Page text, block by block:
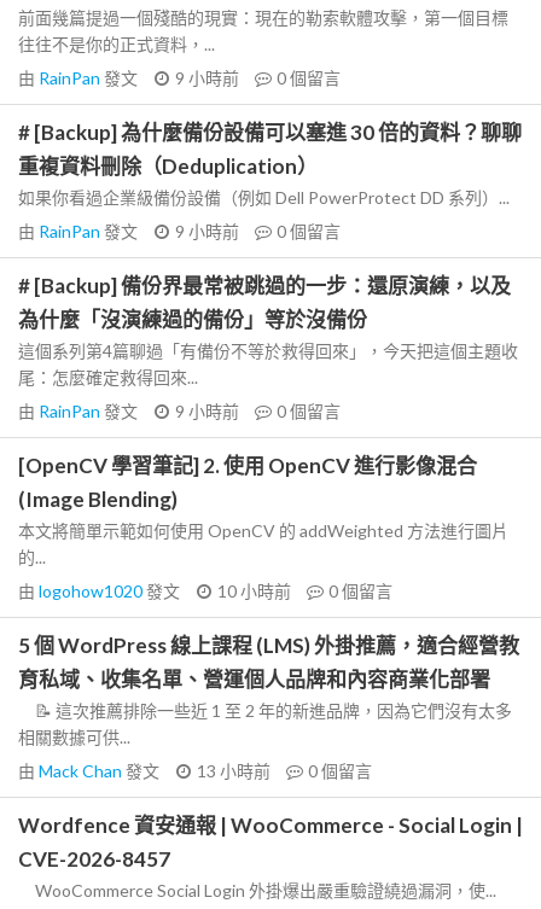
前面幾篇提過一個殘酷的現實：現在的勒索軟體攻擊，第一個目標
往往不是你的正式資料，...
由 RainPan 發文 9 小時前 0個留言
# [Backup] 為什麼備份設備可以塞進 30 倍的資料？聊聊
重複資料刪除（Deduplication）
如果你看過企業級備份設備（例如 Dell PowerProtect DD 系列）...
由 RainPan 發文 9 小時前 0個留言
# [Backup] 備份界最常被跳過的一步：還原演練，以及
為什麼「沒演練過的備份」等於沒備份
這個系列第4篇聊過「有備份不等於救得回來」，今天把這個主題收
尾：怎麼確定救得回來...
由 RainPan 發文 9 小時前 0個留言
[OpenCV 學習筆記] 2. 使用 OpenCV 進行影像混合
(Image Blending)
本文將簡單示範如何使用 OpenCV 的 addWeighted 方法進行圖片
的...
由 logohow1020發文 10 小時前 0個留言
5 個 WordPress 線上課程 (LMS) 外掛推薦，適合經營教
育私域、收集名單、營運個人品牌和內容商業化部署
📝 這次推薦排除一些近 1 至 2 年的新進品牌，因為它們沒有太多
相關數據可供...
由 Mack Chan 發文 13 小時前 0個留言
Wordfence 資安通報 | WooCommerce - Social Login |
CVE-2026-8457
WooCommerce Social Login 外掛爆出嚴重驗證繞過漏洞，使...